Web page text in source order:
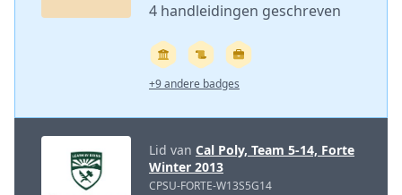
4 handleidingen geschreven
+9 andere badges
Lid van Cal Poly, Team 5-14, Forte
Winter 2013
CPSU-FORTE-W13S5G14